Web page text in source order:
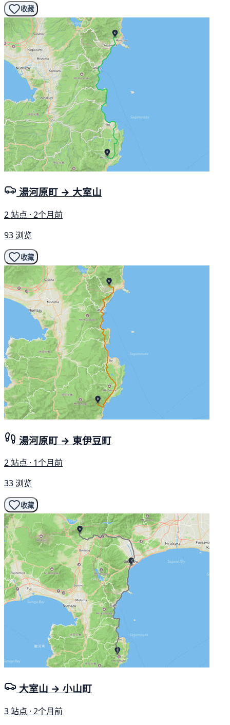
收藏
湯河原町 → 大室山
2 站点 · 2个月前
93 浏览
收藏
湯河原町 → 東伊豆町
2 站点 · 1个月前
33 浏览
收藏
大室山 → 小山町
3 站点 · 2个月前